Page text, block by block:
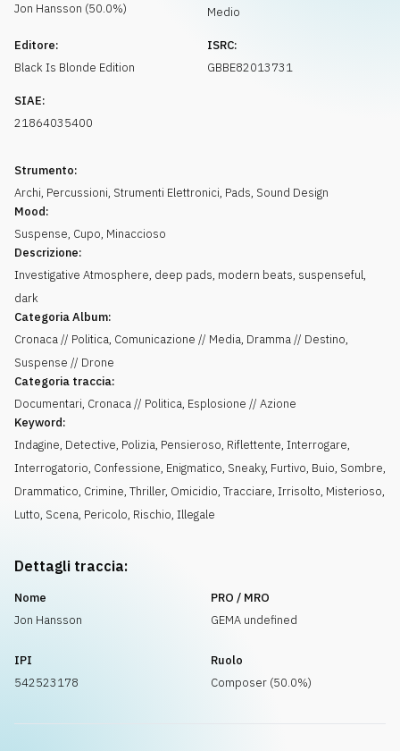
Jon Hansson (50.0%)
Medio
Editore:
Black Is Blonde Edition
ISRC:
GBBE82013731
SIAE:
21864035400
Strumento:
Archi, Percussioni, Strumenti Elettronici, Pads, Sound Design
Mood:
Suspense, Cupo, Minaccioso
Descrizione:
Investigative Atmosphere, deep pads, modern beats, suspenseful,
dark
Categoria Album:
Cronaca // Politica, Comunicazione // Media, Dramma // Destino,
Suspense // Drone
Categoria traccia:
Documentari, Cronaca // Politica, Esplosione // Azione
Keyword:
Indagine, Detective, Polizia, Pensieroso, Riflettente, Interrogare,
Interrogatorio, Confessione, Enigmatico, Sneaky, Furtivo, Buio, Sombre,
Drammatico, Crimine, Thriller, Omicidio, Tracciare, Irrisolto, Misterioso,
Lutto, Scena, Pericolo, Rischio, Illegale
Dettagli traccia:
Nome
Jon Hansson
PRO / MRO
GEMA undefined
IPI
542523178
Ruolo
Composer (50.0%)